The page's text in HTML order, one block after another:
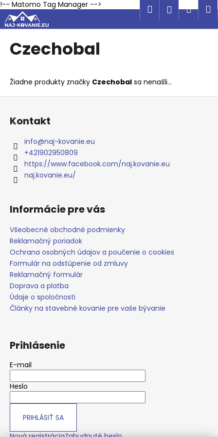
!-- Matomo Tag Manager --> Hľadať
košík
Czechobal
Žiadne produkty značky Czechobal sa nenašli...
K
o
š Späť
Späť
Č
p
r
e
b
u
e
e
n
á
j
s
ť
?
O
d
p
o
ú
Z
Kontakt
info@naj-kovanie.eu
+421902950809
https://www.facebook.com/naj.kovanie.eu
naj.kovanie.eu/
Informácie pre vás
Všeobecné obchodné podmienky
Reklamačný poriadok
Ochrana osobných údajov a poučenie o cookies
Formulár na odstúpenie od zmluvy
Reklamačný formulár
Doprava a platba
Údaje o spoločnosti
Články na stavebné kovanie pre vaše bývanie
Prihlásenie
E-mail
Heslo
PRIHLÁSIŤ SA